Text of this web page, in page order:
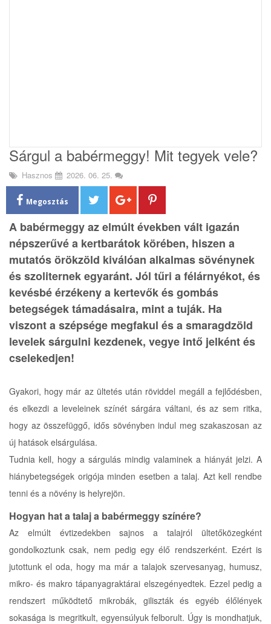
Sárgul a babérmeggy! Mit tegyek vele?
Hasznos 2026. 06. 25.
Megosztás
A babérmeggy az elmúlt években vált igazán
népszerűvé a kertbarátok körében, hiszen a
mutatós örökzöld kiválóan alkalmas sövénynek
és szoliternek egyaránt. Jól tűri a félárnyékot, és
kevésbé érzékeny a kertevők és gombás
betegségek támadásaira, mint a tuják. Ha
viszont a szépsége megfakul és a smaragdzöld
levelek sárgulni kezdenek, vegye intő jelként és
cselekedjen!
Gyakori, hogy már az ültetés után röviddel megáll a fejlődésben,
és elkezdi a leveleinek színét sárgára váltani, és az sem ritka,
hogy az összefüggő, idős sövényben indul meg szakaszosan az
új hatások elsárgulása.
Tudnia kell, hogy a sárgulás mindig valaminek a hiányát jelzi. A
hiánybetegségek origója minden esetben a talaj. Azt kell rendbe
tenni és a növény is helyrejön.
Hogyan hat a talaj a babérmeggy színére?
Az elmúlt évtizedekben sajnos a talajról ültetőközegként
gondolkoztunk csak, nem pedig egy élő rendszerként. Ezért is
jutottunk el oda, hogy ma már a talajok szervesanyag, humusz,
mikro- és makro tápanyagraktárai elszegényedtek. Ezzel pedig a
rendszert működtető mikrobák, giliszták és egyéb élőlények
sokasága is megritkult, egyensúlyuk felborult. Úgy is mondhatjuk,